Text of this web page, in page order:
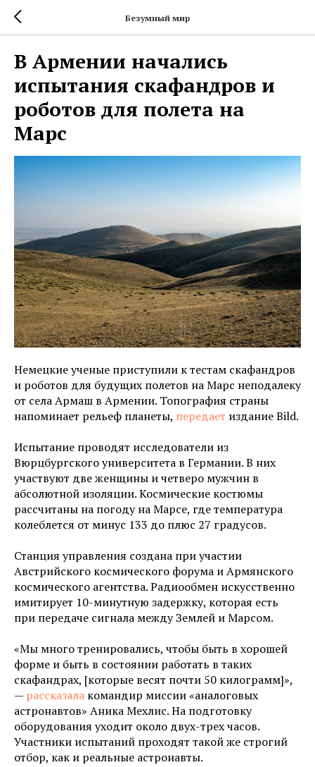
Безумный мир
В Армении начались
испытания скафандров и
роботов для полета на
Марс
Немецкие ученые приступили к тестам скафандров
и роботов для будущих полетов на Марс неподалеку
от села Армаш в Армении. Топография страны
напоминает рельеф планеты, передает издание Bild.
Испытание проводят исследователи из
Вюрцбургского университета в Германии. В них
участвуют две женщины и четверо мужчин в
абсолютной изоляции. Космические костюмы
рассчитаны на погоду на Марсе, где температура
колеблется от минус 133 до плюс 27 градусов.
Станция управления создана при участии
Австрийского космического форума и Армянского
космического агентства. Радиообмен искусственно
имитирует 10-минутную задержку, которая есть
при передаче сигнала между Землей и Марсом.
«Мы много тренировались, чтобы быть в хорошей
форме и быть в состоянии работать в таких
скафандрах, [которые весят почти 50 килограмм]»,
— рассказала командир миссии «аналоговых
астронавтов» Аника Мехлис. На подготовку
оборудования уходит около двух-трех часов.
Участники испытаний проходят такой же строгий
отбор, как и реальные астронавты.